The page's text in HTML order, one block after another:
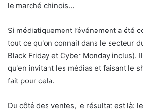
le marché chinois…
Si médiatiquement l’événement a été
tout ce qu'on connait dans le secteur
Black Friday et Cyber Monday inclus).
qu'en invitant les médias et faisant le
fait pour cela.
Du côté des ventes, le résultat est là: